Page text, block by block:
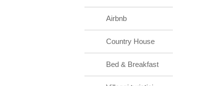
Airbnb
Country House
Bed & Breakfast